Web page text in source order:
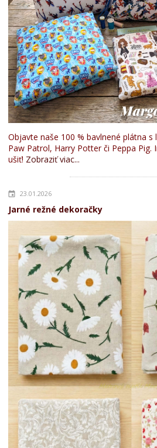
Objavte naše 100 % bavlnené plátna s
Paw Patrol, Harry Potter či Peppa Pig.
ušiť! Zobraziť viac...
23.01.2026
Jarné režné dekoračky